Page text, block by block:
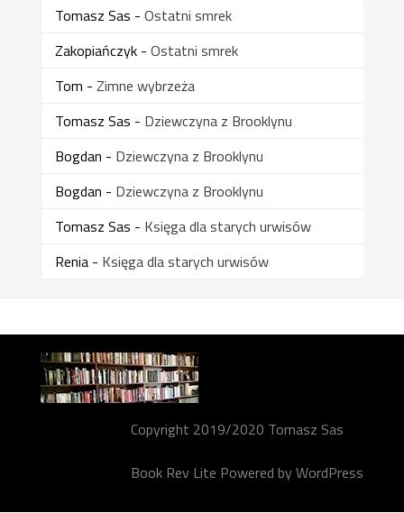
Tomasz Sas - Ostatni smrek
Zakopiańczyk- Ostatni smrek
Tom - Zimne wybrzeża
Tomasz Sas - Dziewczyna z Brooklynu
Bogdan - Dziewczyna z Brooklynu
Bogdan - Dziewczyna z Brooklynu
Tomasz Sas - Księga dla starych urwisów
Renia- Księga dla starych urwisów
Copyright 2019/2020 Tomasz Sas
Book Rev Lite Powered byWordPress